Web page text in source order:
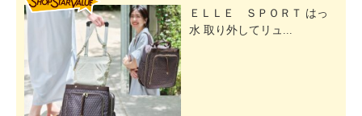
ＥＬＬＥ ＳＰＯＲＴ はっ
水 取り外してリュ...